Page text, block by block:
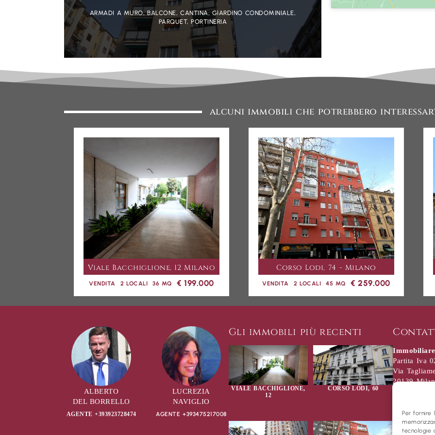
Per fornire
tecnologie
ARMADI A MURO, BALCONE, CANTINA, GIARDINO CONDOMINIALE,
PARQUET, PORTINERIA
alcuni immobili che potrebbero
Viale Bacchiglione, 12 Milano
VENDITA 2 LOCALI 36 MQ € 199.000
Corso Lodi, 74 - Milano
VENDITA 2 LOCALI 45 MQ € 259.000
ALBERTO
DEL BORRELLO
AGENTE +393923728474
LUCREZIA
NAVIGLIO
AGENTE +393475217008
Gli immobili più recenti
VIALE BACCHIGLIONE,
12
CORSO LODI, 60
Partita Iva
Via
20139